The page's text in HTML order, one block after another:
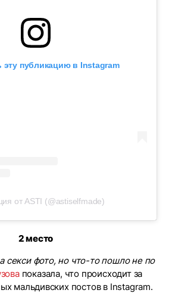
эту публикацию в Instagram
от ASTI (@astiselfmade)
2 место
секси фото, но что-то пошло не по
показала, что происходит за
мальдивских постов в Instagram.